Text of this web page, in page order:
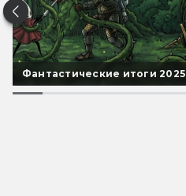
Фантастические итоги 2025